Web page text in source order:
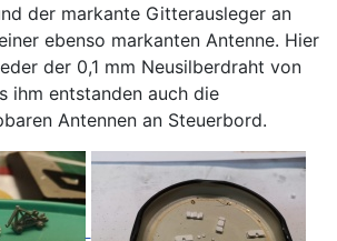
der markante Gitterausleger an
ebenso markanten Antenne. Hier
der 0,1 mm Neusilberdraht von
ihm entstanden auch die
Antennen an Steuerbord.